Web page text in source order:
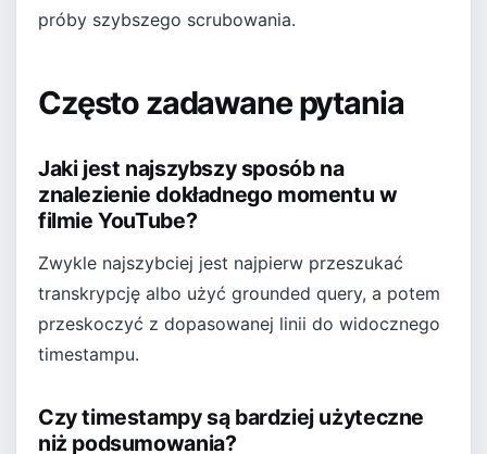
próby szybszego scrubowania.
Często zadawane pytania
Jaki jest najszybszy sposób na
znalezienie dokładnego momentu w
filmie YouTube?
Zwykle najszybciej jest najpierw przeszukać
transkrypcję albo użyć grounded query, a potem
przeskoczyć z dopasowanej linii do widocznego
timestampu.
Czy timestampy są bardziej użyteczne
niż podsumowania?